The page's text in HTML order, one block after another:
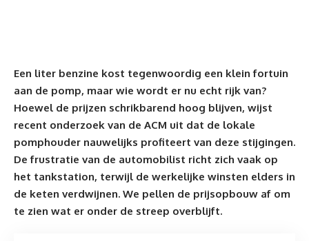
Een liter benzine kost tegenwoordig een klein fortuin
aan de pomp, maar wie wordt er nu echt rijk van?
Hoewel de prijzen schrikbarend hoog blijven, wijst
recent onderzoek van de ACM uit dat de lokale
pomphouder nauwelijks profiteert van deze stijgingen.
De frustratie van de automobilist richt zich vaak op
het tankstation, terwijl de werkelijke winsten elders in
de keten verdwijnen. We pellen de prijsopbouw af om
te zien wat er onder de streep overblijft.